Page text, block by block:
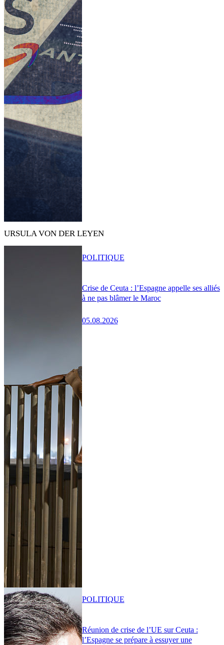
URSULA VON DER LEYEN
Crise de Ceuta : l’Espagne appelle ses alliés
à ne pas blâmer le Maroc
05.08.2026
POLITIQUE
Réunion de crise de l’UE sur Ceuta :
l’Espagne se prépare à essuyer une
POLITIQUE